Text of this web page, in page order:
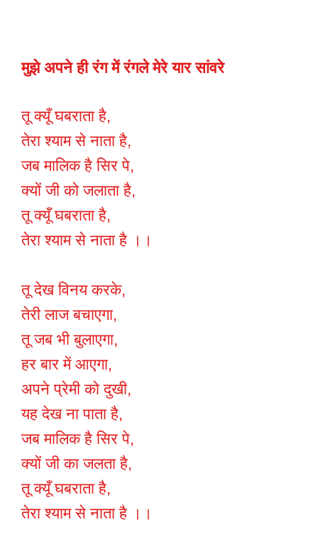
मुझे अपने ही रंग में रंगले मेरे यार सांवरे
तू क्यूँ घबराता है,
तेरा श्याम से नाता है,
जब मालिक है सिर पे,
क्यों जी को जलाता है,
तू क्यूँ घबराता है,
तेरा श्याम से नाता है ।।
तू देख विनय करके,
तेरी लाज बचाएगा,
तू जब भी बुलाएगा,
हर बार में आएगा,
अपने प्रेमी को दुखी,
यह देख ना पाता है,
जब मालिक है सिर पे,
क्यों जी का जलता है,
तू क्यूँ घबराता है,
तेरा श्याम से नाता है ।।